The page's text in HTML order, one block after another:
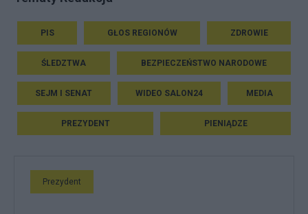
PIS GŁOS REGIONÓW ZDROWIE
ŚLEDZTWA BEZPIECZEŃSTWO NARODOWE
SEJM I SENAT WIDEO SALON24 MEDIA
PREZYDENT PIENIĄDZE
Prezydent